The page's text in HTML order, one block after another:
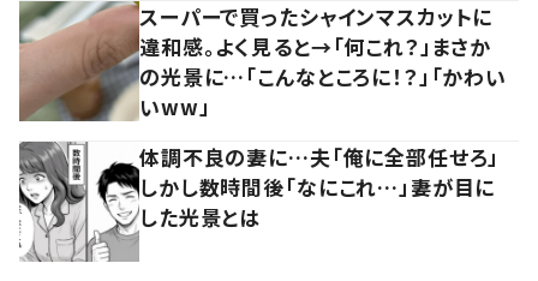
スーパーで買ったシャインマスカットに
違和感。よく見ると→「何これ？」まさか
の光景に…「こんなところに！？」「かわい
いww」
体調不良の妻に…夫「俺に全部任せろ」
しかし数時間後「なにこれ…」妻が目に
した光景とは